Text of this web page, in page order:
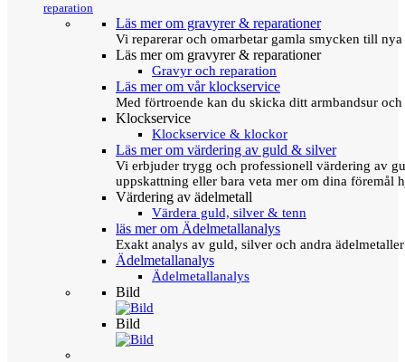
reparation
Läs mer om gravyrer & reparationer
Vi reparerar och omarbetar gamla smycken till
Läs mer om gravyrer & reparationer
Gravyr och reparation
Läs mer om vår klockservice
Med förtroende kan du skicka ditt armbandsur
Klockservice
Klockservice & klockor
Läs mer om värdering av guld & silver
Vi erbjuder trygg och professionell värdering av
uppskattning eller bara veta mer om dina föremål
Värdering av ädelmetall
Värdera guld, silver & tenn
läs mer om Ädelmetallanalys
Exakt analys av guld, silver och andra
Ädelmetallanalys
Ädelmetallanalys
Bild
Bild